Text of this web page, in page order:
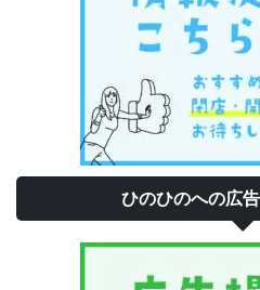
ひのひのへの広